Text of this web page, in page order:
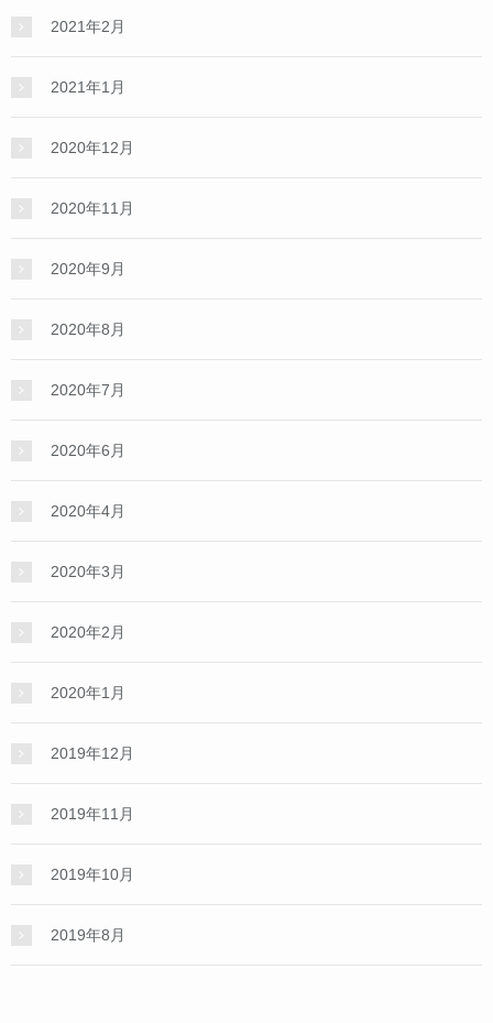
2021年2月
2021年1月
2020年12月
2020年11月
2020年9月
2020年8月
2020年7月
2020年6月
2020年4月
2020年3月
2020年2月
2020年1月
2019年12月
2019年11月
2019年10月
2019年8月